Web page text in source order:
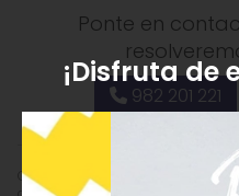
Comprar Tahe Perfilador de
Ponte en
982 201 221
¡Disfruta de